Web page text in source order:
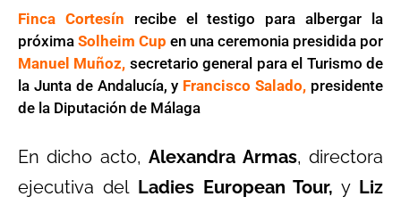
Finca Cortesín recibe el testigo para albergar la
próxima Solheim Cup en una ceremonia presidida por
Manuel Muñoz, secretario general para el Turismo de
la Junta de Andalucía, y Francisco Salado, presidente
de la Diputación de Málaga
En dicho acto,Alexandra Armas, directora
ejecutiva delLadies European Tour, y Liz